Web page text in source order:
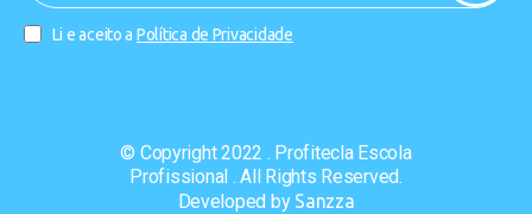
Li e aceito a Política de Privacidade
© Copyright 2022 . Profitecla Escola
Profissional . All Rights Reserved.
Developed by Sanzza